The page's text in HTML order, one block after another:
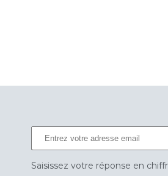
Saisissez votre réponse en